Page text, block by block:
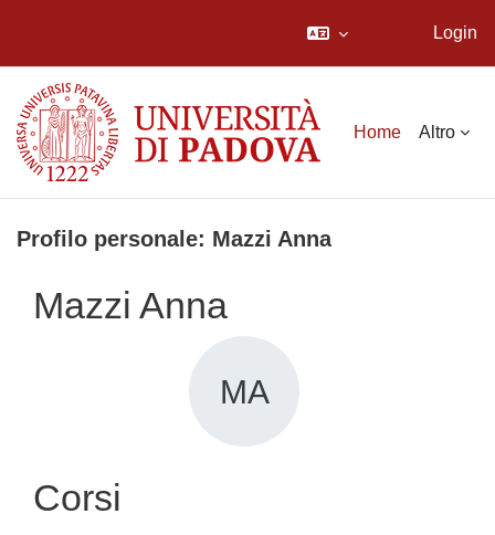
Login
Home Altro
Profilo personale: Mazzi Anna
Mazzi Anna
MA
Corsi